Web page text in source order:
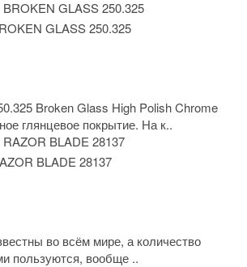
GLASS 250.325
Broken Glass High Polish Chrome
глянцевое покрытие. На к..
BLADE 28137
во всём мире, а количество
пользуются, вообще ..